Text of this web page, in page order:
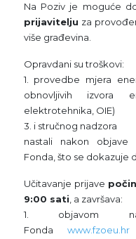
Na Poziv je moguće
prijavitelju za
više građevina.
Opravdani su troškovi:
1. provedbe mjera
obnovljivih izvora
elektrotehnika, OIE)
3. i stručnog nadzora
nastali nakon objave
Fonda, što se dokazuje
Učitavanje prijave
9:00 sati , a završava:
1. objavom na
Fondawww.fzoeu.hr